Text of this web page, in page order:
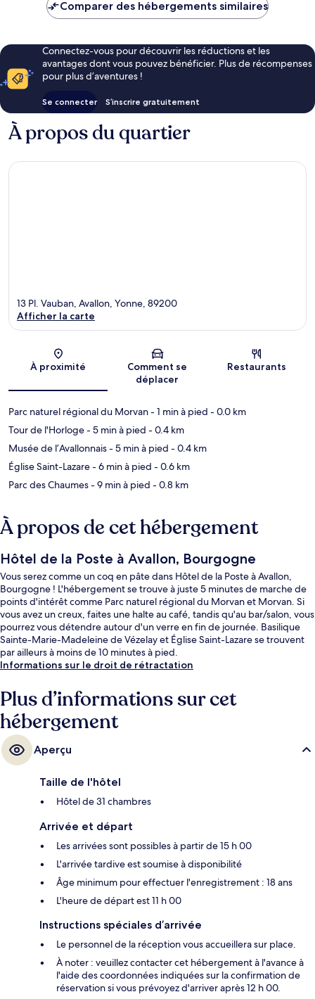
Comparer des hébergements similaires
Connectez-vous pour découvrir les réductions et les
avantages dont vous pouvez bénéficier. Plus de récompenses
pour plus d’aventures !
Se connecter S’inscrire gratuitement
À propos du quartier
Carte
13 Pl. Vauban, Avallon, Yonne, 89200
Afficher la carte
À proximité
Comment se
déplacer
Restaurants
Parc naturel régional du Morvan- 1 min à pied - 0.0 km
Tour de l'Horloge- 5 min à pied - 0.4 km
Musée de l’Avallonnais- 5 min à pied - 0.4 km
Église Saint-Lazare- 6 min à pied - 0.6 km
Parc des Chaumes- 9 min à pied - 0.8 km
À propos de cet hébergement
Hôtel de la Poste à Avallon, Bourgogne
Vous serez comme un coq en pâte dans Hôtel de la Poste à Avallon,
Bourgogne ! L'hébergement se trouve à juste 5 minutes de marche de
points d'intérêt comme Parc naturel régional du Morvan et Morvan. Si
vous avez un creux, faites une halte au café, tandis qu'au bar/salon, vous
pourrez vous détendre autour d'un verre en fin de journée. Basilique
Sainte-Marie-Madeleine de Vézelay et Église Saint-Lazare se trouvent
par ailleurs à moins de 10 minutes à pied.
Informations sur le droit de rétractation
Plus d’informations sur cet
hébergement
Aperçu
Taille de l'hôtel
Hôtel de 31 chambres
Arrivée et départ
Les arrivées sont possibles à partir de 15 h 00
L'arrivée tardive est soumise à disponibilité
Âge minimum pour effectuer l'enregistrement : 18 ans
L'heure de départ est 11 h 00
Instructions spéciales d’arrivée
Le personnel de la réception vous accueillera sur place.
À noter : veuillez contacter cet hébergement à l'avance à
l'aide des coordonnées indiquées sur la confirmation de
réservation si vous prévoyez d'arriver après 12 h 00.